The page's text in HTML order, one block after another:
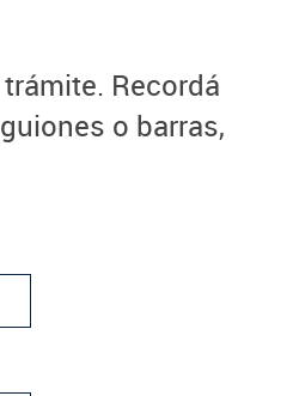
Recordá
o barras,